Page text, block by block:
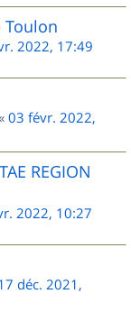
Toulon
2022, 17:49
03 févr. 2022,
REGION
2022, 10:27
déc. 2021,